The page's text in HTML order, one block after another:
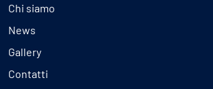
Chi siamo
News
Gallery
Contatti